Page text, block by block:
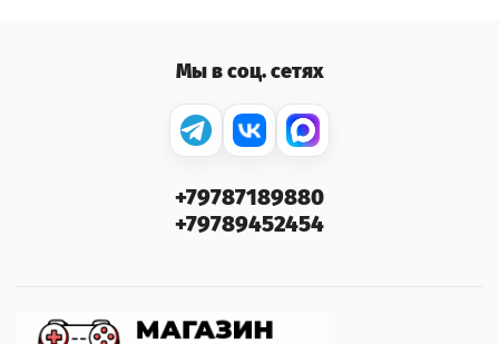
Мы в соц. сетях
+79787189880
+79789452454